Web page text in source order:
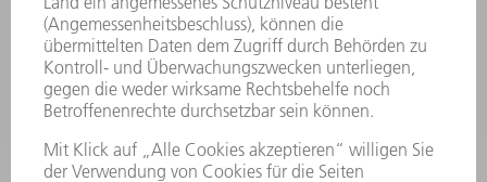
BRANCHEN
UNTERNEHMEN
KARRIERE
STELLENANGEBOTE
UNTERNEHMENSPROFIL
GESCHÄFTSBERICHT
UNTERNEHMENSGRUNDSÄTZE